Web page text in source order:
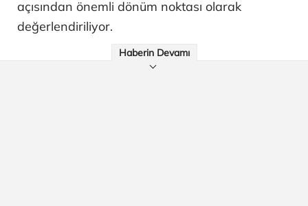
açısından önemli dönüm noktası olarak
değerlendiriliyor.
Haberin Devamı